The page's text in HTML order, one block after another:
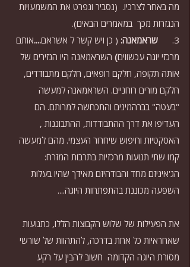
מה באחר לצרכיו.  (נסביר ונפרט את המשמעויות
הנגזרות מכך  במאמרים הבאים).
3.
שראמאנה: ( כן ויש קשר ל אשראם....אותם
מרכזי יוגה עכשווים) השראמאנה היו הנזירים של
אותה תקופה, חלקם רופאים, חלקם מתבודדים,
חלקם מורים רוחניים. השראמאנה למעשה
"בעטה" בברהמינים והתכחשה למרותם. הם
העדיפו את דרך ההתבודדות, ההתבוננות ,
האסקטיות וחיפוש שיחרור העצמי. מהם למעשה
קמו שתי תנועות מרכזיות בתרבות המזרח:
הג'איניזם מחד והבודהיזם מאידך שהיו בעלות
השפעה מכוננת בהתפתחות היוגה....
את הפעילות של שלוש הקבוצות הללו, כתנועות
שאחראיות כל אחת בדרכה, להתהוות של שורשי
מסורת היוגה הקדומה  חשוב להבין על רקע